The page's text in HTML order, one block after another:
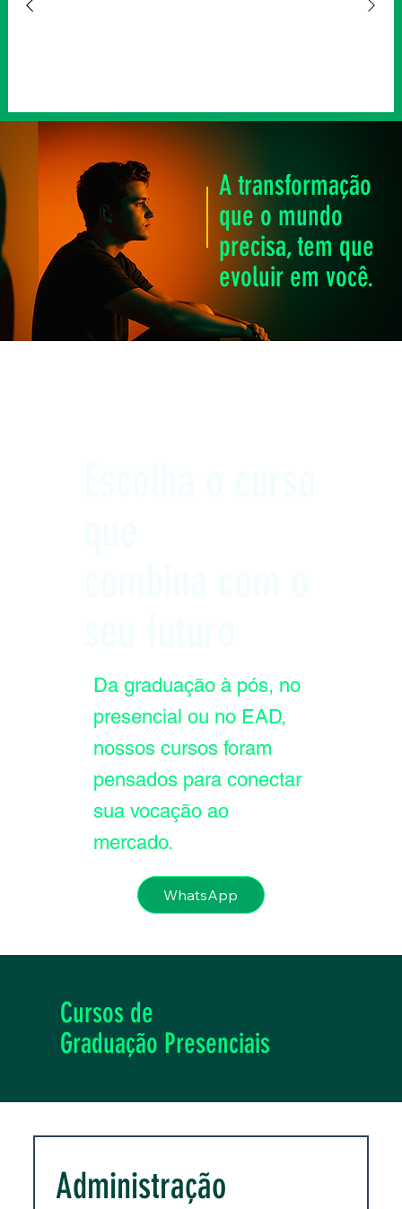
A transformação
que o mundo
precisa, tem que
evoluir em você.
Da graduação à pós, no
presencial ou no EAD,
nossos cursos foram
pensados para conectar
sua vocação ao
mercado.
WhatsApp
Cursos de
Graduação Presenciais
Administração